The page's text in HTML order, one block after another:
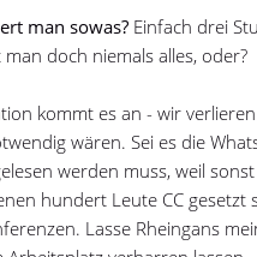
man sowas? Einfach drei
doch niemals alles, oder?
kommt es an - wir
wären. Sei es die
werden muss, weil
hundert Leute CC
Lasse Rheingans